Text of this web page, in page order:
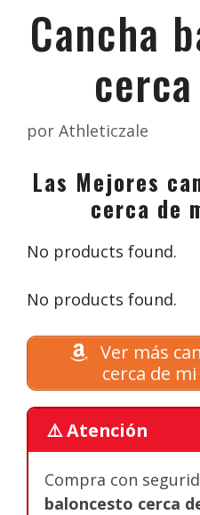
Cancha
por Athleticzale
Las Mejores
cerca de
No products found.
No products found.
Ver más
cerca de
⚠️ Atención
Compra con
baloncesto cerca